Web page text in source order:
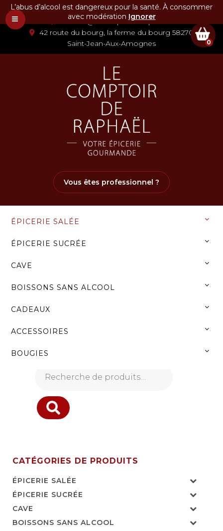
03 86 58 07 80
contact@lecomptoirderaphael.fr
42 route du bourg, la ferme du bourg 58270
Saint-Jean-Aux-Amognes
0
Vous êtes professionnel ?
ÉPICERIE SALÉE
ÉPICERIE SUCRÉE
CAVE
BOISSONS SANS ALCOOL
CADEAUX
ACCESSOIRES
BOUGIES
NOS PRODUITS
ACCUEIL
Recherche
CATÉGORIES DE PRODUITS
ÉPICERIE SALÉE
ÉPICERIE SUCRÉE
CAVE
BOISSONS SANS ALCOOL
L’abus d’alcool est dangereux pour la santé. À consommer
avec modération Ignorer